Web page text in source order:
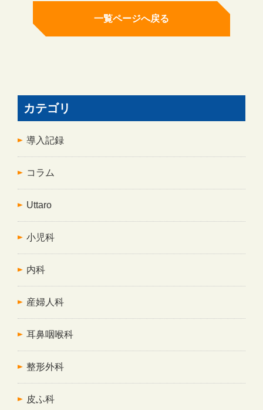
一覧ページへ戻る
カテゴリ
導入記録
コラム
Uttaro
小児科
内科
産婦人科
耳鼻咽喉科
整形外科
皮ふ科